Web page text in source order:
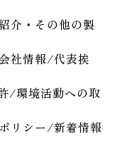
介・その他の製
社情報/代表挨
/環境活動への取
リシー/新着情報